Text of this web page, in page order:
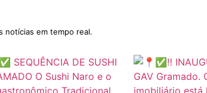
notícias em tempo real.